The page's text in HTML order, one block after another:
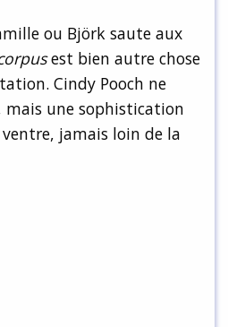
ou Björk saute aux
est bien autre chose
Cindy Pooch ne
mais une sophistication
jamais loin de la